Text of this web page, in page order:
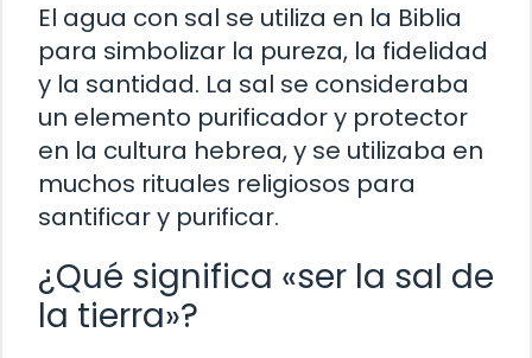
El agua con sal se utiliza en la Biblia
para simbolizar la pureza, la fidelidad
y la santidad. La sal se consideraba
un elemento purificador y protector
en la cultura hebrea, y se utilizaba en
muchos rituales religiosos para
santificar y purificar.
¿Qué significa «ser la sal de
la tierra»?